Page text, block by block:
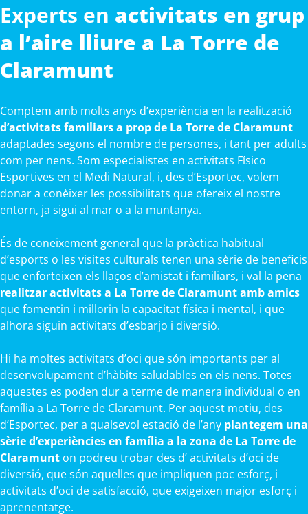
Experts en activitats en grup
a l’aire lliure a La Torre de
Claramunt
Comptem amb molts anys d’experiència en la realització
d’activitats familiars a prop de La Torre de Claramunt
adaptades segons el nombre de persones, i tant per adults
com per nens. Som especialistes en activitats Físico
Esportives en el Medi Natural, i, des d’Esportec, volem
donar a conèixer les possibilitats que ofereix el nostre
entorn, ja sigui al mar o a la muntanya.
És de coneixement general que la pràctica habitual
d’esports o les visites culturals tenen una sèrie de beneficis
que enforteixen els llaços d’amistat i familiars, i val la pena
realitzar activitats a La Torre de Claramunt amb amics
que fomentin i millorin la capacitat física i mental, i que
alhora siguin activitats d’esbarjo i diversió.
Hi ha moltes activitats d’oci que són importants per al
desenvolupament d’hàbits saludables en els nens. Totes
aquestes es poden dur a terme de manera individual o en
família a La Torre de Claramunt. Per aquest motiu, des
d’Esportec, per a qualsevol estació de l’any plantegem una
sèrie d’experiències en família a la zona de La Torre de
Claramunt on podreu trobar des d’ activitats d’oci de
diversió, que són aquelles que impliquen poc esforç, i
activitats d’oci de satisfacció, que exigeixen major esforç i
aprenentatge.